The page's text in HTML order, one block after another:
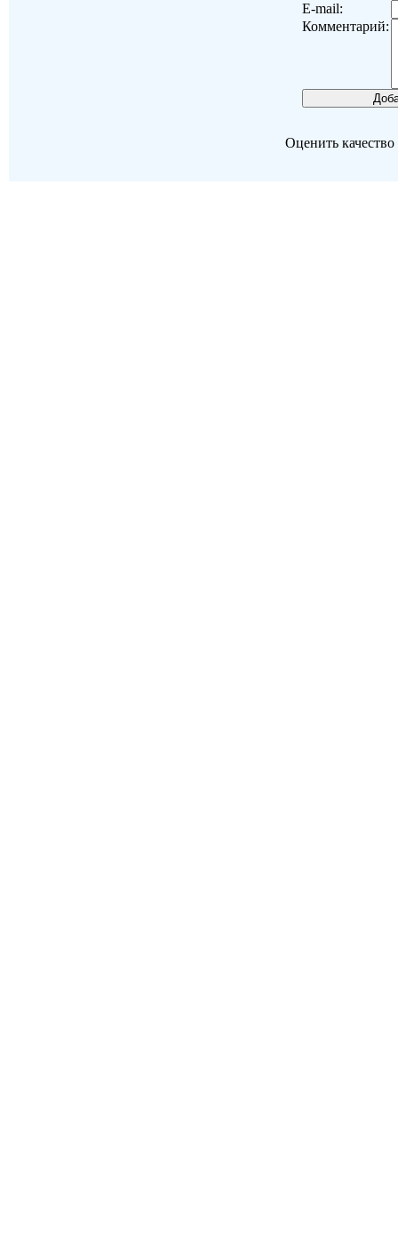
E-mail:
Комментарий:
Оценить